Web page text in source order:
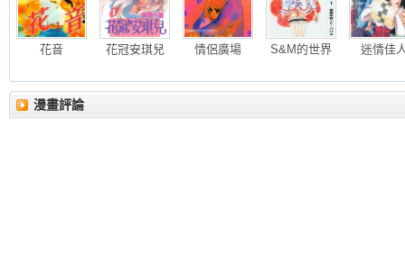
花音 花冠安琪兒 情侶廣場 S&M的世界 迷情佳
漫畫評論